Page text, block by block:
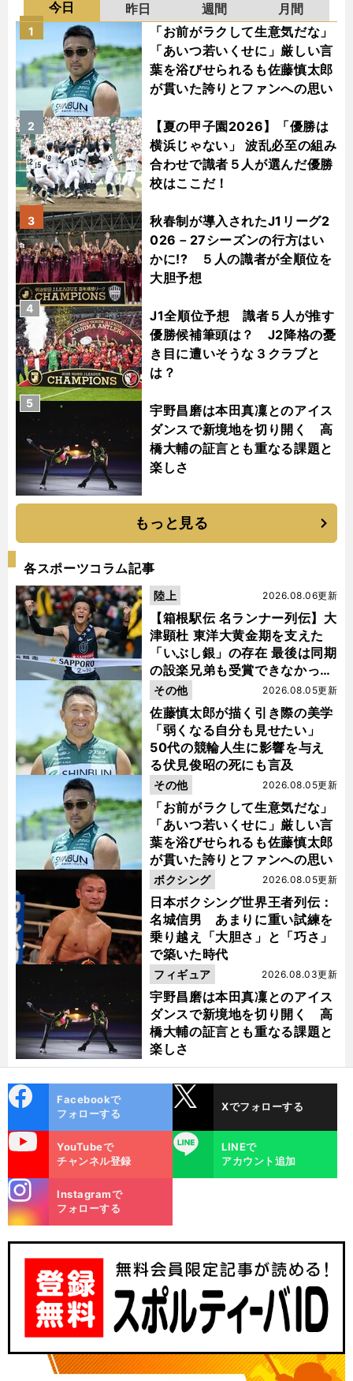
今日 昨日 週間
月間
「お前がラクして生意気だな」
「あいつ若いくせに」厳しい言
葉を浴びせられるも佐藤慎太郎
が貫いた誇りとファンへの思い
1
【夏の甲子園2026】「優勝は
横浜じゃない」 波乱必至の組み
合わせで識者５人が選んだ優勝
校はここだ！
2
秋春制が導入されたJ1リーグ2
026－27シーズンの行方はい
かに!? ５人の識者が全順位を
大胆予想
3
J1全順位予想 識者５人が推す
優勝候補筆頭は？ J2降格の憂
き目に遭いそうな３クラブと
は？
4
宇野昌磨は本田真凜とのアイス
ダンスで新境地を切り開く 高
橋大輔の証言とも重なる課題と
楽しさ
5
もっと見る
各スポーツコラム記事
【箱根駅伝 名ランナー列伝】大
津顕杜 東洋大黄金期を支えた
「いぶし銀」の存在 最後は同期
の設楽兄弟も受賞できなかった
金栗杯に輝く
2026.08.06更新
陸上
佐藤慎太郎が描く引き際の美学
「弱くなる自分も見せたい」
50代の競輪人生に影響を与え
る伏見俊昭の死にも言及
2026.08.05更新
その他
「お前がラクして生意気だな」
「あいつ若いくせに」厳しい言
葉を浴びせられるも佐藤慎太郎
が貫いた誇りとファンへの思い
2026.08.05更新
その他
日本ボクシング世界王者列伝：
名城信男 あまりに重い試練を
乗り越え「大胆さ」と「巧さ」
で築いた時代
2026.08.05更新
ボクシング
宇野昌磨は本田真凜とのアイス
ダンスで新境地を切り開く 高
橋大輔の証言とも重なる課題と
楽しさ
2026.08.03更新
フィギュア
ok
Facebookで
フォローする
Xでフォローする
YouTubeで
チャンネル登録
LINE
LINEで
アカウント追加
m
Instagramで
フォローする